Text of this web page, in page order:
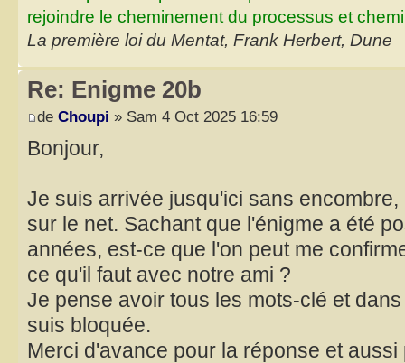
rejoindre le cheminement du processus et
La première loi du Mentat, Frank Herbert, Dune
Re: Enigme 20b
de Choupi » Sam 4 Oct 2025 16:59
Bonjour,
Je suis arrivée jusqu'ici sans
sur le net. Sachant que l'énigme a été
années, est-ce que l'on peut me
ce qu'il faut avec notre ami ?
Je pense avoir tous les mots-clé et
suis bloquée.
Merci d'avance pour la réponse et